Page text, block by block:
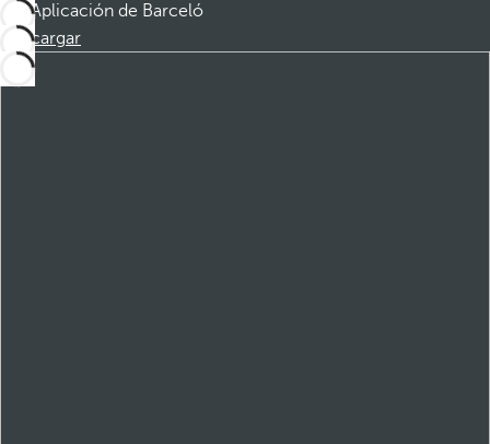
Aplicación de Barceló
Descargar